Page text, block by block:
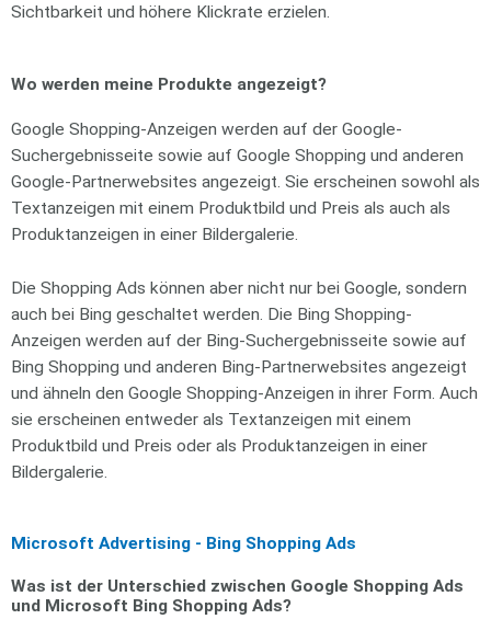
Sichtbarkeit und höhere Klickrate erzielen.
Wo werden meine Produkte angezeigt?
Google Shopping-Anzeigen werden auf der Google-
Suchergebnisseite sowie auf Google Shopping und anderen
Google-Partnerwebsites angezeigt. Sie erscheinen sowohl als
Textanzeigen mit einem Produktbild und Preis als auch als
Produktanzeigen in einer Bildergalerie.
Die Shopping Ads können aber nicht nur bei Google, sondern
auch bei Bing geschaltet werden. Die Bing Shopping-
Anzeigen werden auf der Bing-Suchergebnisseite sowie auf
Bing Shopping und anderen Bing-Partnerwebsites angezeigt
und ähneln den Google Shopping-Anzeigen in ihrer Form. Auch
sie erscheinen entweder als Textanzeigen mit einem
Produktbild und Preis oder als Produktanzeigen in einer
Bildergalerie.
Microsoft Advertising - Bing Shopping Ads
Was ist der Unterschied zwischen Google Shopping Ads
und Microsoft Bing Shopping Ads?